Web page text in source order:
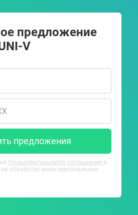
предложение
V
предложения
Пользовательского соглашения и
обработку моих персональных